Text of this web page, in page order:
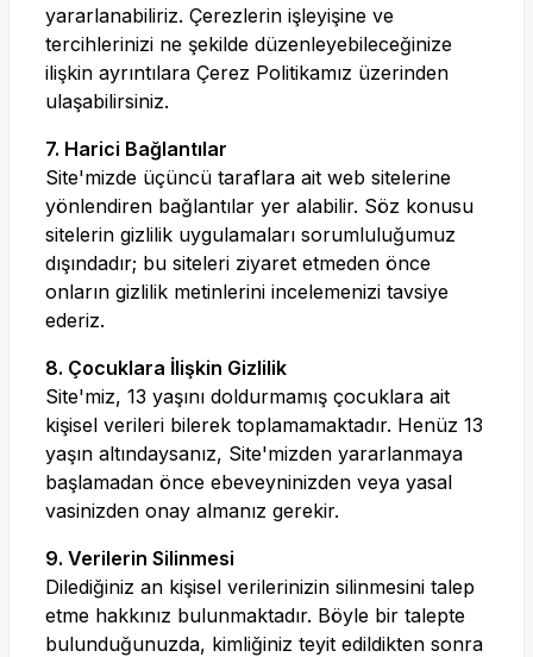
yararlanabiliriz. Çerezlerin işleyişine ve
tercihlerinizi ne şekilde düzenleyebileceğinize
ilişkin ayrıntılara Çerez Politikamız üzerinden
ulaşabilirsiniz.
7. Harici Bağlantılar
Site'mizde üçüncü taraflara ait web sitelerine
yönlendiren bağlantılar yer alabilir. Söz konusu
sitelerin gizlilik uygulamaları sorumluluğumuz
dışındadır; bu siteleri ziyaret etmeden önce
onların gizlilik metinlerini incelemenizi tavsiye
ederiz.
8. Çocuklara İlişkin Gizlilik
Site'miz, 13 yaşını doldurmamış çocuklara ait
kişisel verileri bilerek toplamamaktadır. Henüz 13
yaşın altındaysanız, Site'mizden yararlanmaya
başlamadan önce ebeveyninizden veya yasal
vasinizden onay almanız gerekir.
9. Verilerin Silinmesi
Dilediğiniz an kişisel verilerinizin silinmesini talep
etme hakkınız bulunmaktadır. Böyle bir talepte
bulunduğunuzda, kimliğiniz teyit edildikten sonra